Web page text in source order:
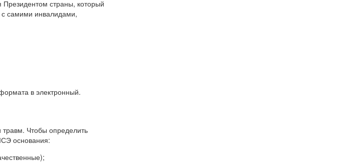
страны, который
с самими инвалидами,
в электронный.
травм. Чтобы определить
основания: